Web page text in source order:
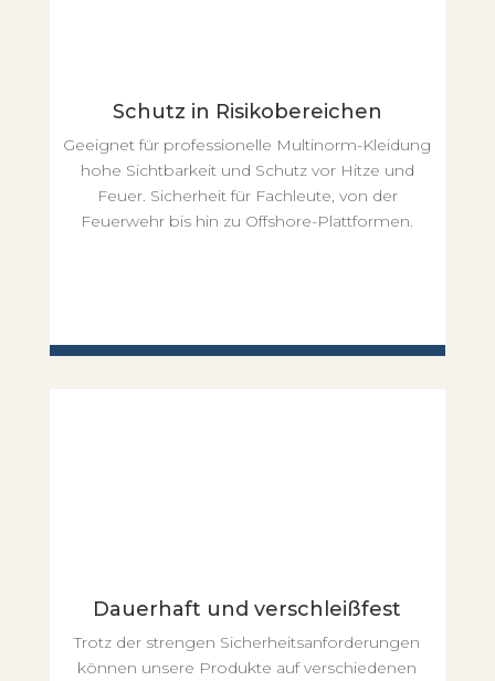
Schutz in Risikobereichen
Geeignet für professionelle Multinorm-Kleidung
hohe Sichtbarkeit und Schutz vor Hitze und
Feuer. Sicherheit für Fachleute, von der
Feuerwehr bis hin zu Offshore-Plattformen.
Dauerhaft und verschleißfest
Trotz der strengen Sicherheitsanforderungen
können unsere Produkte auf verschiedenen